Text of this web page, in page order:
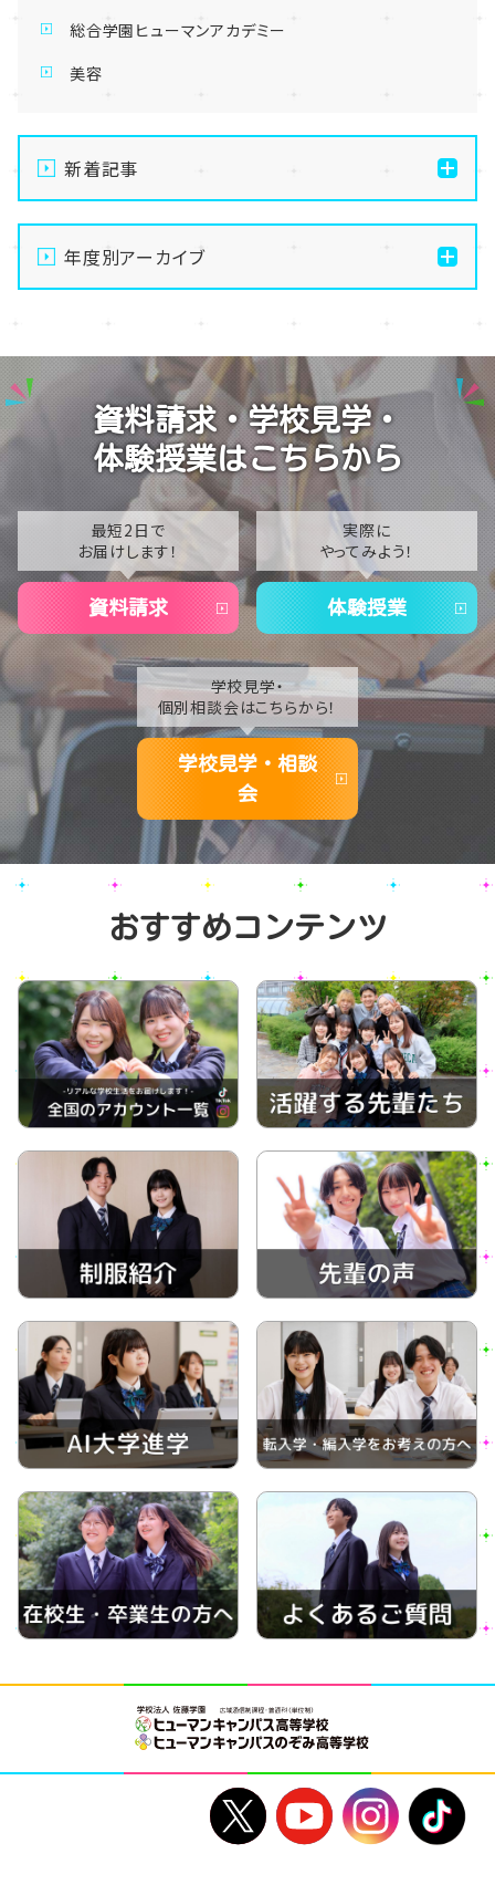
総合学園ヒューマンアカデミー
美容
新着記事
【大宮第二】公式LINEから🔶かんたん＆便利🔶に学校
見学しちゃおう✨
【大宮第二】🔶ヘアスタイリスト🔶実技課題に挑戦～美
【大宮第二】2026年★新生SNS部★メンバー加入で始
動です(*^-^*)
【大宮第二】毎月大人気のヴォーカルレコーディング体
験(^^♪
【大宮第二】生徒の企画で『鉄道博物館』に行ってきまし
た⭐
年度別アーカイブ
2025
2024
2023
2021
2020
資料請求・学校見学・
体験授業はこちらから
最短2日で
お届けします！
資料請求
実際に
やってみよう！
体験授業
学校見学・
個別相談会はこちらから！
学校見学・相談
会
おすすめコンテンツ